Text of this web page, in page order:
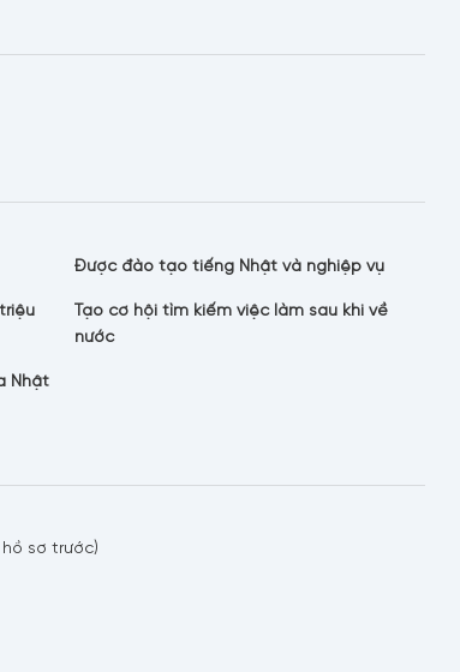
Được đào tạo tiếng Nhật và nghiệp vụ
Tạo cơ hội tìm kiếm việc làm sau khi về
nước
Nhật
sơ trước)